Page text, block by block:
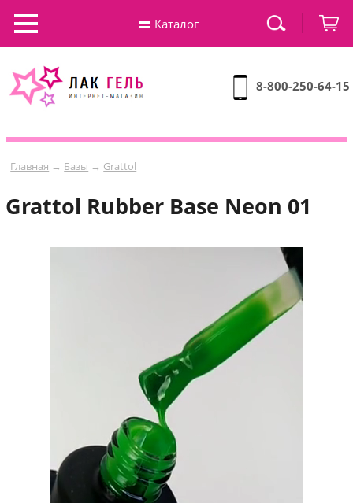
8-800-250-64-15
Главная → Базы → Grattol
Grattol Rubber Base Neon 01
Каталог